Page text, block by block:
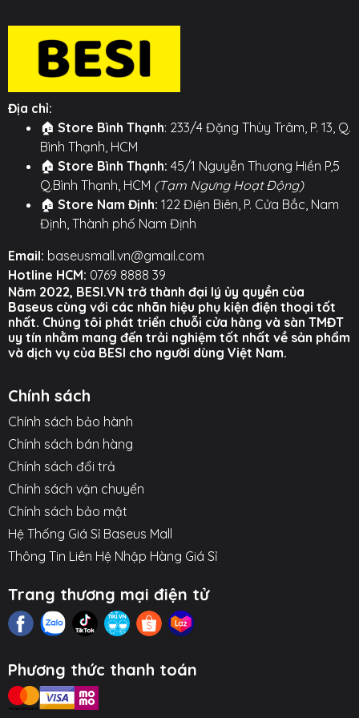
quan, giúp bạn biết chắc chắn thiết bị của mình đang
được sạc với tốc độ tối ưu.
⚙️ TÍNH NĂNG NỔI BẬT ⚙️
○ Thiết kế độc đáo với dây sạc Type-C tự rút gọn tích
hợp.
○ Hỗ trợ sạc nhanh công suất cao cho laptop, máy
tính bảng và điện thoại.
cổng USB).
○ Màn hình LED hiển thị công suất sạc.
Hình ảnh sản phẩm
Địa chỉ:
🏠 Store Bình Thạnh: 233/4 Đặng Thùy Trâm, P. 13, Q.
Bình Thạnh, HCM
🏠 Store Bình Thạnh: 45/1 Nguyễn Thượng Hiền P,5
Q.Bình Thạnh, HCM (Tạm Ngưng Hoạt Động)
🏠 Store Nam Định: 122 Điện Biên, P. Cửa Bắc, Nam
Định, Thành phố Nam Định
Email: baseusmall.vn@gmail.com
Hotline HCM: 0769 8888 39
Năm 2022, BESI.VN trở thành đại lý ủy quyền của
Baseus cùng với các nhãn hiệu phụ kiện điện thoại tốt
nhất. Chúng tôi phát triển chuỗi cửa hàng và sàn TMĐT
uy tín nhằm mang đến trải nghiệm tốt nhất về sản phẩm
và dịch vụ của BESI cho người dùng Việt Nam.
Chính sách
Chính sách bảo hành
Chính sách bán hàng
Chính sách đổi trả
Chính sách vận chuyển
Chính sách bảo mật
Hệ Thống Giá Sỉ Baseus Mall
Thông Tin Liên Hệ Nhập Hàng Giá Sỉ
Trang thương mại điện tử
Phương thức thanh toán